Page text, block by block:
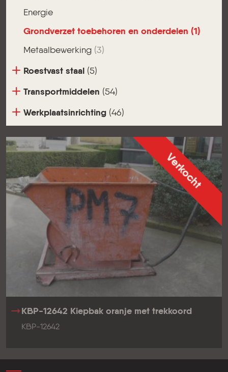
Energie
Grondverzet toebehoren en onderdelen (1)
Metaalbewerking (3)
Roestvast staal (5)
Transportmiddelen (54)
Werkplaatsinrichting (46)
Verkocht
KBP-12642 Kiepbak oranje met trekkoord
KBP-12642